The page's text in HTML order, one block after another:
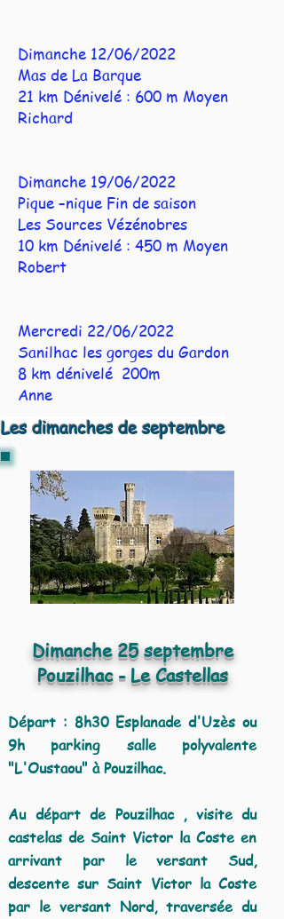
Dimanche 12/06/2022
Mas de La Barque
21 km Dénivelé : 600 m Moyen
Richard
Dimanche 19/06/2022
Pique –nique Fin de saison
Les Sources Vézénobres
10 km Dénivelé : 450 m Moyen
Robert
Mercredi 22/06/2022
Sanilhac les gorges du Gardon
8 km dénivelé 200m
Anne
Les dimanches de septembre
Dimanche 25 septembre
Pouzilhac - Le Castellas
Départ : 8h30 Esplanade d'Uzès ou
9h parking salle polyvalente
"L'Oustaou" à Pouzilhac.
Au départ de Pouzilhac , visite du
castelas de Saint Victor la Coste en
arrivant par le versant Sud,
descente sur Saint Victor la Coste
par le versant Nord, traversée du